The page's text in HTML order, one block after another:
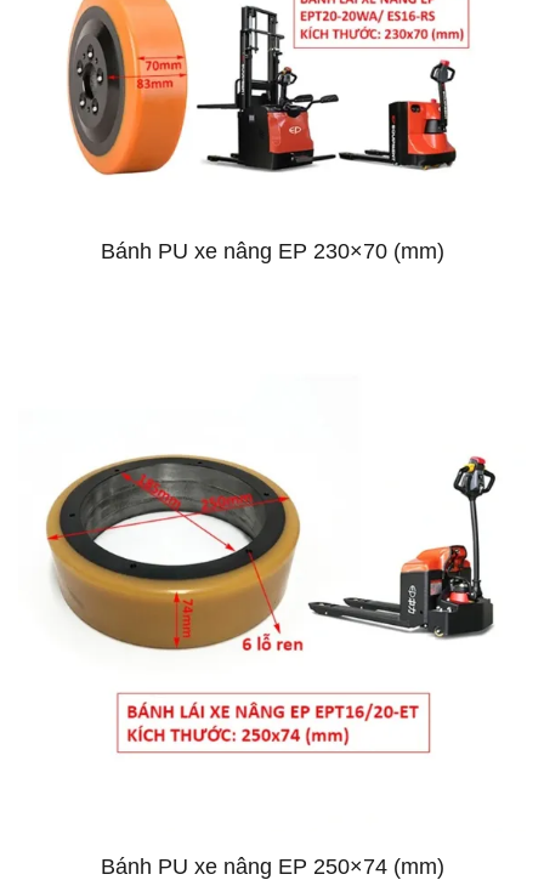
Bánh PU xe nâng EP 230×70 (mm)
Bánh PU xe nâng EP 250×74 (mm)